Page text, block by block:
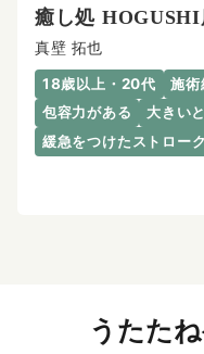
癒し処 HOGUSHI
真壁 拓也
18歳以上・20代 施術
包容力がある
大きい
緩急をつけたストローク
うたた